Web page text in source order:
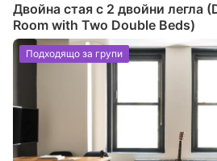
Двойна стая с 2 двойни легла
Room with Two Double Beds)
Подходящо за групи